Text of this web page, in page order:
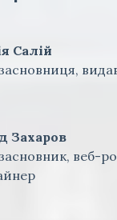
Салій
Захаров
веб-